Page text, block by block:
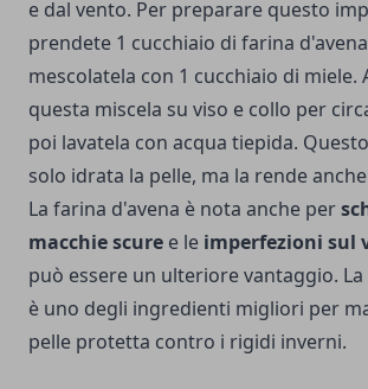
e dal vento. Per preparare questo
prendete 1 cucchiaio di farina
mescolatela con 1 cucchiaio di miele.
questa miscela su viso e collo per
poi lavatela con acqua tiepida.
solo idrata la pelle, ma la rende
La farina d'avena è nota anche per
macchie scure e le imperfezioni sul
può essere un ulteriore vantaggio.
è uno degli ingredienti migliori per
pelle protetta contro i rigidi inverni.